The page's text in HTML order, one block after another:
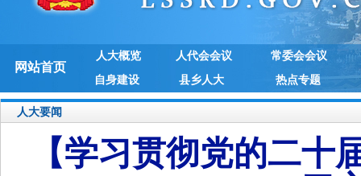
网站首页
人大概览 人代会会议
常委会会议
自身建设
县乡人大 热点专题
人大要闻
【学习贯彻党的二十